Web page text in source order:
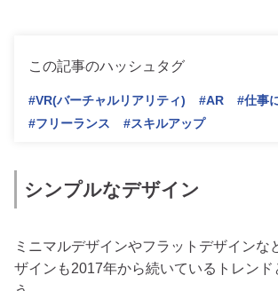
この記事のハッシュタグ
#VR(バーチャルリアリティ) #AR
#仕事
#フリーランス
#スキルアップ
シンプルなデザイン
ミニマルデザインやフラットデザインな
ザインも2017年から続いているトレンド